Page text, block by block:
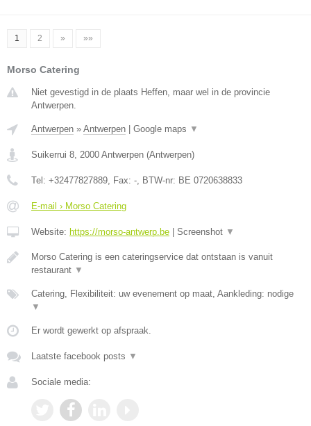
1 2 » »»
Morso Catering
Niet gevestigd in de plaats Heffen, maar wel in de provincie
Antwerpen.
Antwerpen » Antwerpen Google maps ▼
Suikerrui 8, 2000 Antwerpen (Antwerpen)
Tel: +32477827889, Fax: -, BTW-nr: BE 0720638833
E-mail › Morso Catering
Website: https://morso-antwerp.be Screenshot ▼
Morso Catering is een cateringservice dat ontstaan is vanuit
restaurant ▼
Catering, Flexibiliteit: uw evenement op maat, Aankleding: nodige
▼
Er wordt gewerkt op afspraak.
Laatste facebook posts ▼
Sociale media: